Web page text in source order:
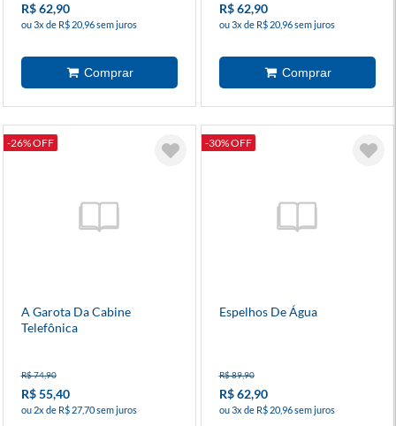
R$ 62,90
ou 3x de R$ 20,96 sem juros
R$ 62,90
ou 3x de R$ 20,96 sem juros
-26% OFF
A Garota Da Cabine
Telefônica
R$ 74,90
R$ 55,40
ou 2x de R$ 27,70 sem juros
-30% OFF
Espelhos De Água
R$ 89,90
R$ 62,90
ou 3x de R$ 20,96 sem juros